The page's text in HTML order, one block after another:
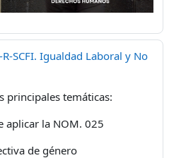
SCFI. Igualdad Laboral y No
principales temáticas:
aplicar la NOM. 025
de género